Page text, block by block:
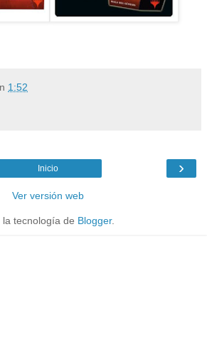
1:52
›
Inicio
Ver versión web
la tecnología de Blogger.